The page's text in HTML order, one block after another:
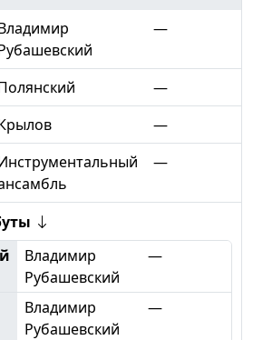
—
—
—
—
Владимир
Рубашевский
—
Владимир
Рубашевский
—